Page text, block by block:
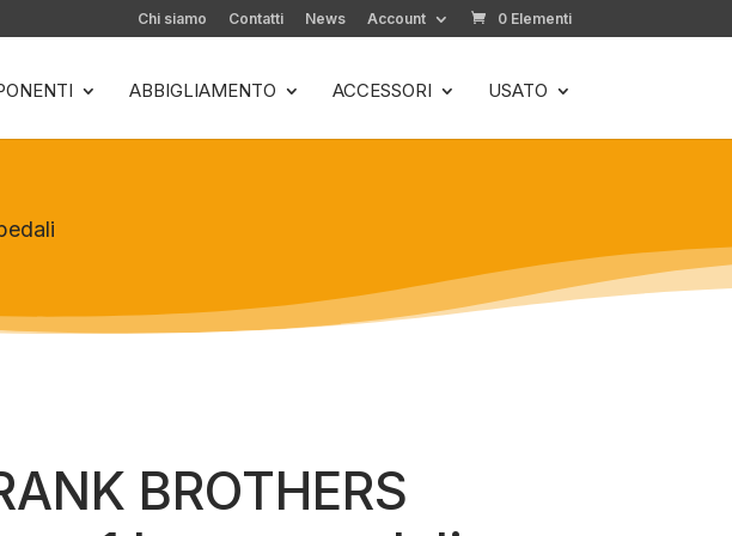
Chi siamo Contatti News Account 0 Elementi
ABBIGLIAMENTO ACCESSORI USATO
BROTHERS